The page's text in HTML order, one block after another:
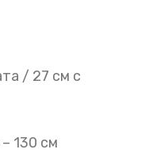
/ 27 см с
130 см